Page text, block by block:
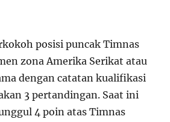
posisi puncak Timnas
zona Amerika Serikat atau
dengan catatan kualifikasi
3 pertandingan. Saat ini
4 poin atas Timnas